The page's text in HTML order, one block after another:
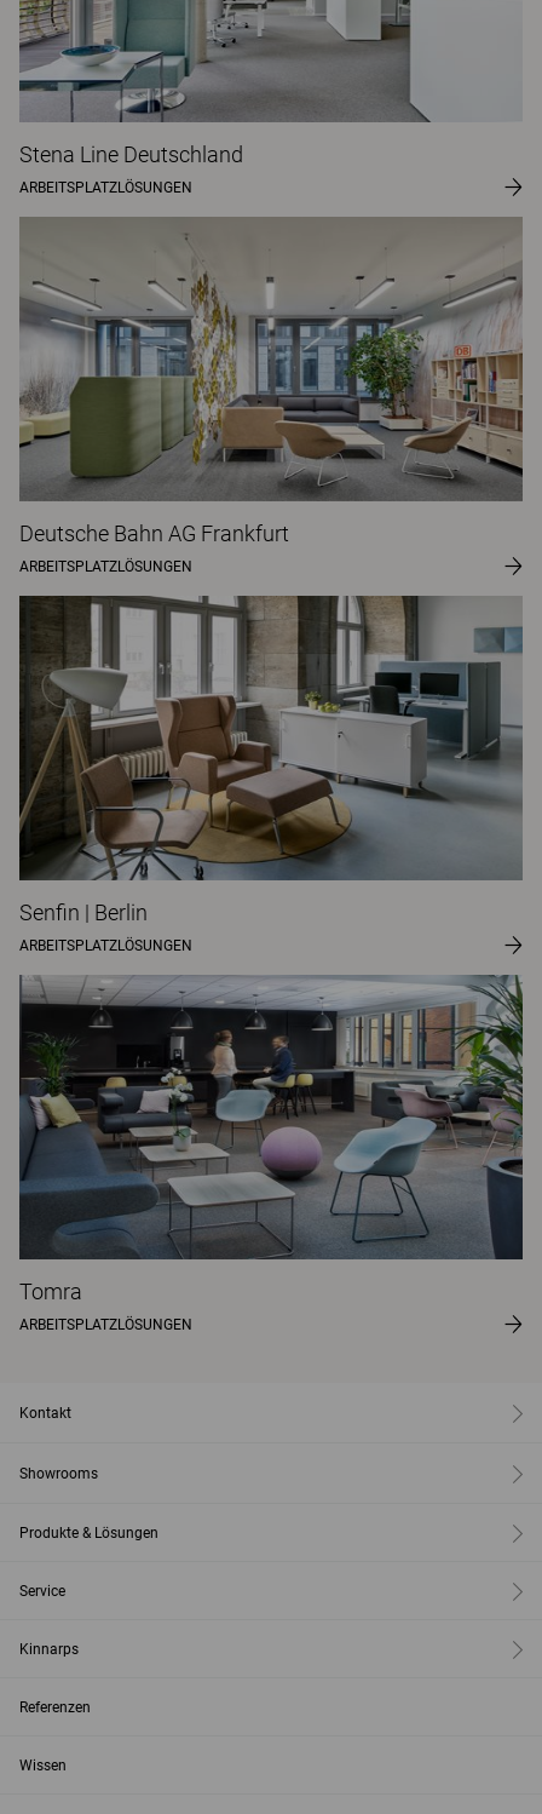
Stena Line Deutschland
ARBEITSPLATZLÖSUNGEN
Deutsche Bahn AG Frankfurt
ARBEITSPLATZLÖSUNGEN
Senfin | Berlin
ARBEITSPLATZLÖSUNGEN
Tomra
ARBEITSPLATZLÖSUNGEN
Kontakt
Showrooms
Produkte & Lösungen
Service
Kinnarps
Referenzen
Wissen